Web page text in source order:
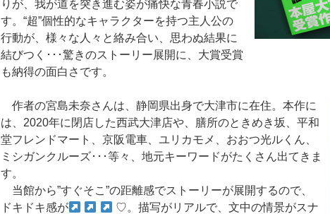
りが、我が道を突き進む姿が痛快な青春小説で
す。“超”個性的なキャラクターを持つ主人公の
行動が、様々な人々と絡み合い、思わぬ結果に
結びつく･･･驚きのストーリー展開に、大賞受賞
も納得の面白さです。
作者の宮島未奈さんは、静岡県出身で大津市に在住。本作に
は、2020年に閉店した西武大津店や、膳所のときめき坂、平和
堂フレンドマート、京阪電車、ユリカモメ、おおつ光ルくん、
ミシガンクルーズ･･･等々、地元キーワードがたくさん出てきま
す。
当館から”すぐそこ”の距離感でストーリーが展開するので、
ドキドキ感が
♡。描写がリアルで、文中の情景がスナ